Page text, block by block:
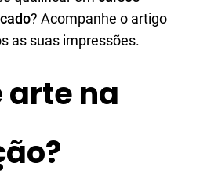
? Acompanhe o artigo
as suas impressões.
arte na